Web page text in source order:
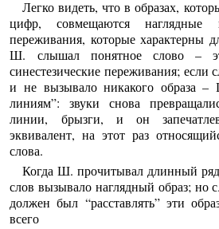
Легко видеть, что в образах,
цифр, совмещаются наглядные
переживания, которые характерны
Ш. слышал понятное слово –
синестезические переживания;
и не вызывало никакого образа
линиям”: звуки снова
линии, брызги, и он
эквивалент, на этот раз
слова.
Когда Ш. прочитывал длинный
слов вызывало наглядный образ;
должен был “расставлять” эти
всего